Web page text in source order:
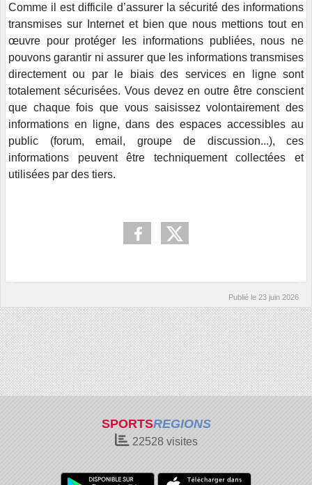
Comme il est difficile d’assurer la sécurité des informations
transmises sur Internet et bien que nous mettions tout en
œuvre pour protéger les informations publiées, nous ne
pouvons garantir ni assurer que les informations transmises
directement ou par le biais des services en ligne sont
totalement sécurisées. Vous devez en outre être conscient
que chaque fois que vous saisissez volontairement des
informations en ligne, dans des espaces accessibles au
public (forum, email, groupe de discussion...), ces
informations peuvent être techniquement collectées et
utilisées par des tiers.
Publié le 23 juin 2026
SPORTSREGIONS
22528visites